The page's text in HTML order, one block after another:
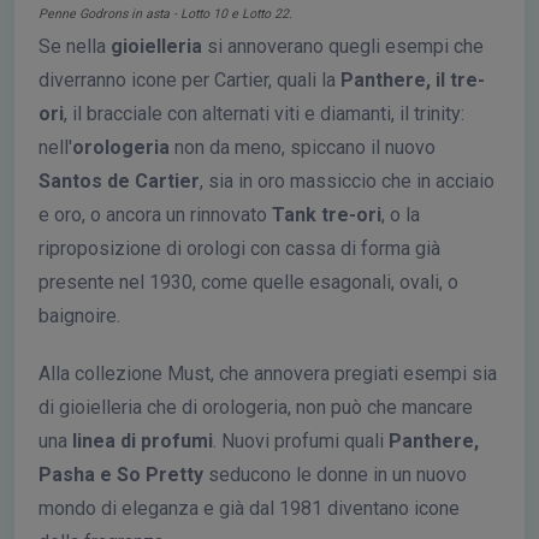
Penne Godrons in asta - Lotto 10 e Lotto 22.
Se nella gioielleria si annoverano quegli esempi che
diverranno icone per Cartier, quali la Panthere, il tre-
ori, il bracciale con alternati viti e diamanti, il trinity:
nell'orologeria non da meno, spiccano il nuovo
Santos de Cartier, sia in oro massiccio che in acciaio
e oro, o ancora un rinnovato Tank tre-ori, o la
riproposizione di orologi con cassa di forma già
presente nel 1930, come quelle esagonali, ovali, o
baignoire.
Alla collezione Must, che annovera pregiati esempi sia
di gioielleria che di orologeria, non può che mancare
una linea di profumi. Nuovi profumi quali Panthere,
Pasha e So Pretty seducono le donne in un nuovo
mondo di eleganza e già dal 1981 diventano icone